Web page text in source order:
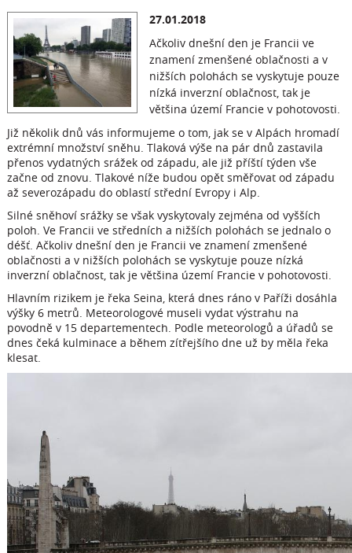
27.01.2018
Ačkoliv dnešní den je Francii ve
znamení zmenšené oblačnosti a v
nižších polohách se vyskytuje pouze
nízká inverzní oblačnost, tak je
většina území Francie v pohotovosti.
Již několik dnů vás informujeme o tom, jak se v Alpách hromadí
extrémní množství sněhu. Tlaková výše na pár dnů zastavila
přenos vydatných srážek od západu, ale již příští týden vše
začne od znovu. Tlakové níže budou opět směřovat od západu
až severozápadu do oblastí střední Evropy i Alp.
Silné sněhoví srážky se však vyskytovaly zejména od vyšších
poloh. Ve Francii ve středních a nižších polohách se jednalo o
déšť. Ačkoliv dnešní den je Francii ve znamení zmenšené
oblačnosti a v nižších polohách se vyskytuje pouze nízká
inverzní oblačnost, tak je většina území Francie v pohotovosti.
Hlavním rizikem je řeka Seina, která dnes ráno v Paříži dosáhla
výšky 6 metrů. Meteorologové museli vydat výstrahu na
povodně v 15 departementech. Podle meteorologů a úřadů se
dnes čeká kulminace a během zítřejšího dne už by měla řeka
klesat.